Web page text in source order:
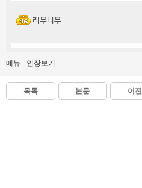
리무니무
메뉴 인장보기
목록 본문 이전